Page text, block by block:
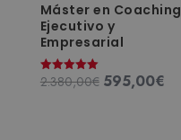
Máster en Coaching
Ejecutivo y
Empresarial
Valorado
2.380,00€ El
595,00€El